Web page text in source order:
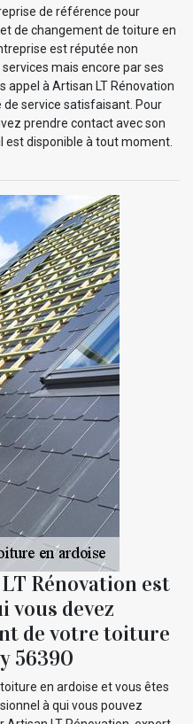
de référence pour
de changement de toiture en
est réputée non
mais encore par ses
appel à Artisan LT Rénovation
service satisfaisant. Pour
prendre contact avec son
est disponible à tout moment.
Rénovation est
vous devez
de votre toiture
56390
en ardoise et vous êtes
à qui vous pouvez